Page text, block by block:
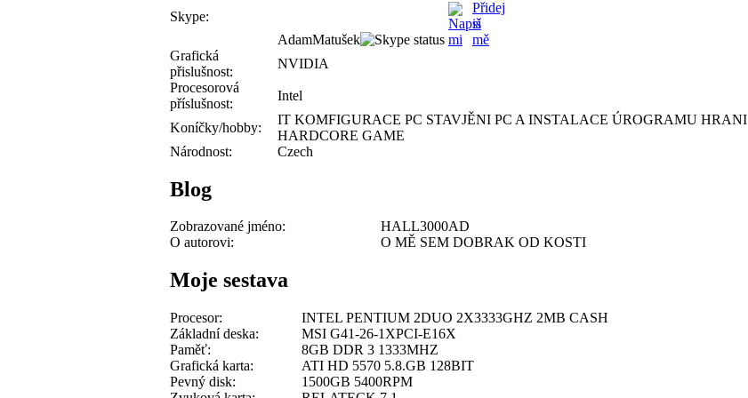
Skype:
AdamMatušek
Grafická
přislušnost:
NVIDIA
Procesorová
příslušnost:
Intel
Koníčky/hobby:
IT KOMFIGURACE PC STAVJĚNI PC A INSTALACE ÚROGRAMU HRANI
HARDCORE GAME
Národnost:
Czech
Blog
Zobrazované jméno:
HALL3000AD
O autorovi:
O MĚ SEM DOBRAK OD KOSTI
Moje sestava
Procesor:
INTEL PENTIUM 2DUO 2X3333GHZ 2MB CASH
Základní deska:
MSI G41-26-1XPCI-E16X
Paměť:
8GB DDR 3 1333MHZ
Grafická karta:
ATI HD 5570 5.8.GB 128BIT
Pevný disk:
1500GB 5400RPM